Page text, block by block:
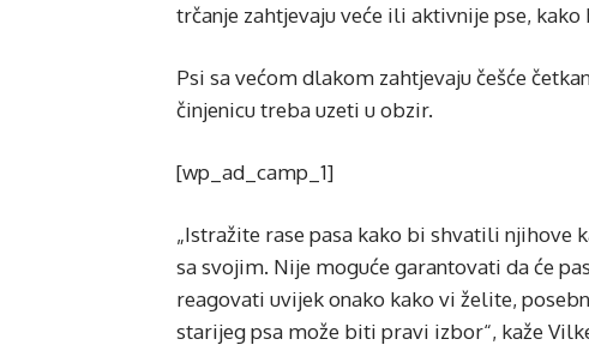
trčanje zahtjevaju veće ili aktivnije pse,
Psi sa većom dlakom zahtjevaju češće
činjenicu treba uzeti u obzir.
[wp_ad_camp_1]
„Istražite rase pasa kako bi shvatili
sa svojim. Nije moguće garantovati da će
reagovati uvijek onako kako vi želite,
starijeg psa može biti pravi izbor“, kaže